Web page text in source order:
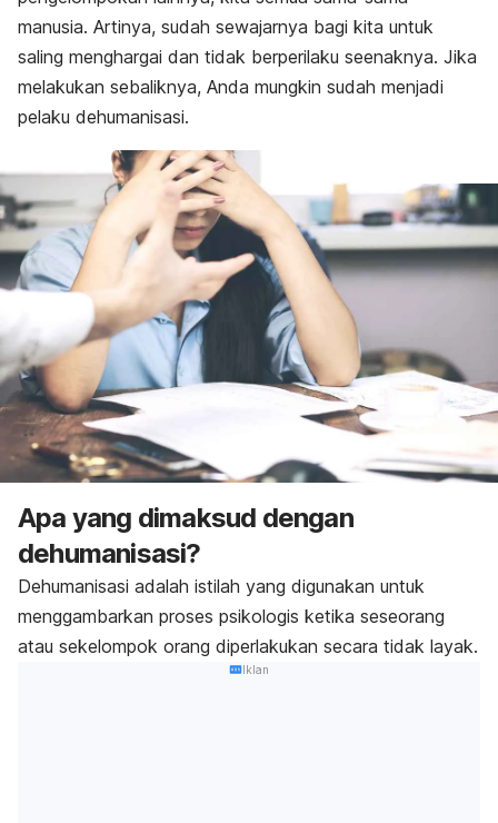
manusia. Artinya, sudah sewajarnya bagi kita untuk
saling menghargai dan tidak berperilaku seenaknya. Jika
melakukan sebaliknya, Anda mungkin sudah menjadi
pelaku dehumanisasi.
Apa yang dimaksud dengan
dehumanisasi?
Dehumanisasi adalah istilah yang digunakan untuk
menggambarkan proses psikologis ketika seseorang
atau sekelompok orang diperlakukan secara tidak layak.
Iklan